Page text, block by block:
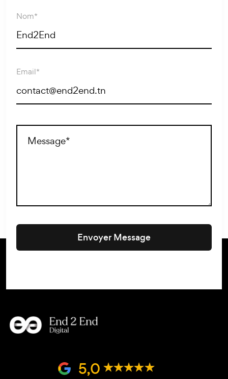
Nom*
Email*
Envoyer Message
5,0